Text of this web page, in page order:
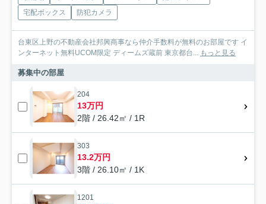
宅配ボックス
防犯カメラ
台東区上野の不動産会社邦興商事なら仲介手数料が無料のお部屋です イ
ンターネット無料UCOM限定 ディームズ蔵前 東京都台... もっと見る
募集中の部屋
204
13万円
2階 / 26.42㎡ / 1R
303
13.2万円
3階 / 26.10㎡ / 1K
1201